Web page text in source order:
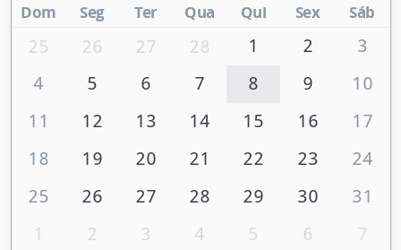
Dom Seg Ter Qua Qui Sex Sáb
25 26 27 28 1 2
3
4
5 6 7 8 9
10
11
12 13 14 15 16
17
18
19 20 21 22 23
24
25
26 27 28 29 30
31
1
2 3 4 5 6 7